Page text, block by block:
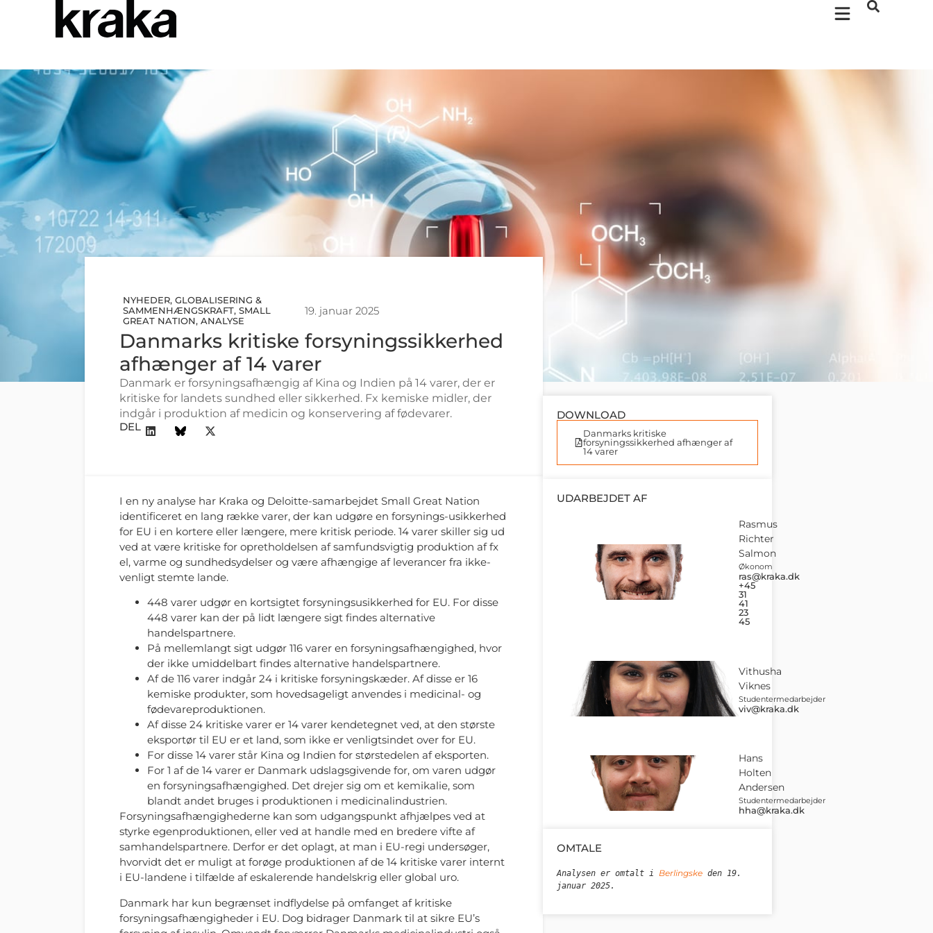
NYHEDER, GLOBALISERING &
SAMMENHÆNGSKRAFT, SMALL
GREAT NATION, ANALYSE
19. januar 2025
Danmarks kritiske forsyningssikkerhed
afhænger af 14 varer
Danmark er forsyningsafhængig af Kina og Indien på 14 varer, der er
kritiske for landets sundhed eller sikkerhed. Fx kemiske midler, der
indgår i produktion af medicin og konservering af fødevarer.
DEL
I en ny analyse har Kraka og Deloitte-samarbejdet Small Great Nation
identificeret en lang række varer, der kan udgøre en forsynings-usikkerhed
for EU i en kortere eller længere, mere kritisk periode. 14 varer skiller sig ud
ved at være kritiske for opretholdelsen af samfundsvigtig produktion af fx
el, varme og sundhedsydelser og være afhængige af leverancer fra ikke-
venligt stemte lande.
448 varer udgør en kortsigtet forsyningsusikkerhed for EU. For disse
448 varer kan der på lidt længere sigt findes alternative
handelspartnere.
På mellemlangt sigt udgør 116 varer en forsyningsafhængighed, hvor
der ikke umiddelbart findes alternative handelspartnere.
Af de 116 varer indgår 24 i kritiske forsyningskæder. Af disse er 16
kemiske produkter, som hovedsageligt anvendes i medicinal- og
fødevareproduktionen.
Af disse 24 kritiske varer er 14 varer kendetegnet ved, at den største
eksportør til EU er et land, som ikke er venligtsindet over for EU.
For disse 14 varer står Kina og Indien for størstedelen af eksporten.
For 1 af de 14 varer er Danmark udslagsgivende for, om varen udgør
en forsyningsafhængighed. Det drejer sig om et kemikalie, som
blandt andet bruges i produktionen i medicinalindustrien.
Forsyningsafhængighederne kan som udgangspunkt afhjælpes ved at
styrke egenproduktionen, eller ved at handle med en bredere vifte af
samhandelspartnere. Derfor er det oplagt, at man i EU-regi undersøger,
hvorvidt det er muligt at forøge produktionen af de 14 kritiske varer internt
i EU-landene i tilfælde af eskalerende handelskrig eller global uro.
Danmark har kun begrænset indflydelse på omfanget af kritiske
forsyningsafhængigheder i EU. Dog bidrager Danmark til at sikre EU’s
DOWNLOAD
Danmarks kritiske
forsyningssikkerhed afhænger af
14 varer
UDARBEJDET AF
Rasmus
Richter
Salmon
Økonom
ras@kraka.dk
+45
31
41
23
45
Vithusha
Viknes
Studentermedarbejder
viv@kraka.dk
Hans
Holten
Andersen
Studentermedarbejder
hha@kraka.dk
OMTALE
Analysen er omtalt i Berlingske den 19.
januar 2025.